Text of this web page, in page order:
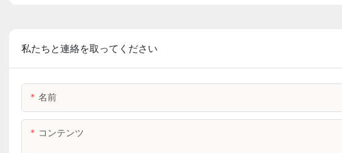
私たちと連絡を取ってください
名前
コンテンツ